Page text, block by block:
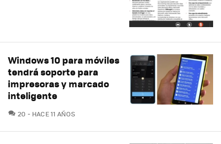
Windows 10 para móviles
tendrá soporte para
impresoras y marcado
inteligente
20 COMENTARIOS
HACE 11 AÑOS